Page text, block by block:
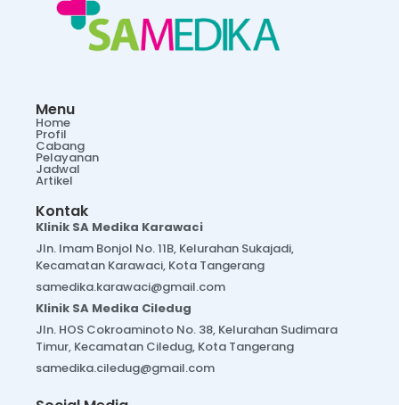
Menu
Home
Profil
Cabang
Pelayanan
Jadwal
Artikel
Kontak
Klinik SA Medika Karawaci
Jln. Imam Bonjol No. 11B, Kelurahan Sukajadi,
Kecamatan Karawaci, Kota Tangerang
samedika.karawaci@gmail.com
Klinik SA Medika Ciledug
Jln. HOS Cokroaminoto No. 38, Kelurahan Sudimara
Timur, Kecamatan Ciledug, Kota Tangerang
samedika.ciledug@gmail.com